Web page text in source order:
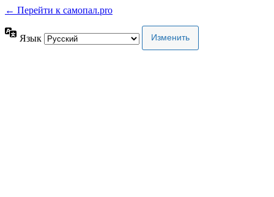
← Перейти к самопал.pro
Язык